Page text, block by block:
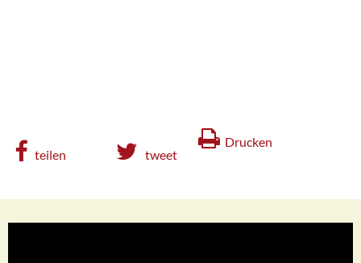
Drucken
teilen
tweet